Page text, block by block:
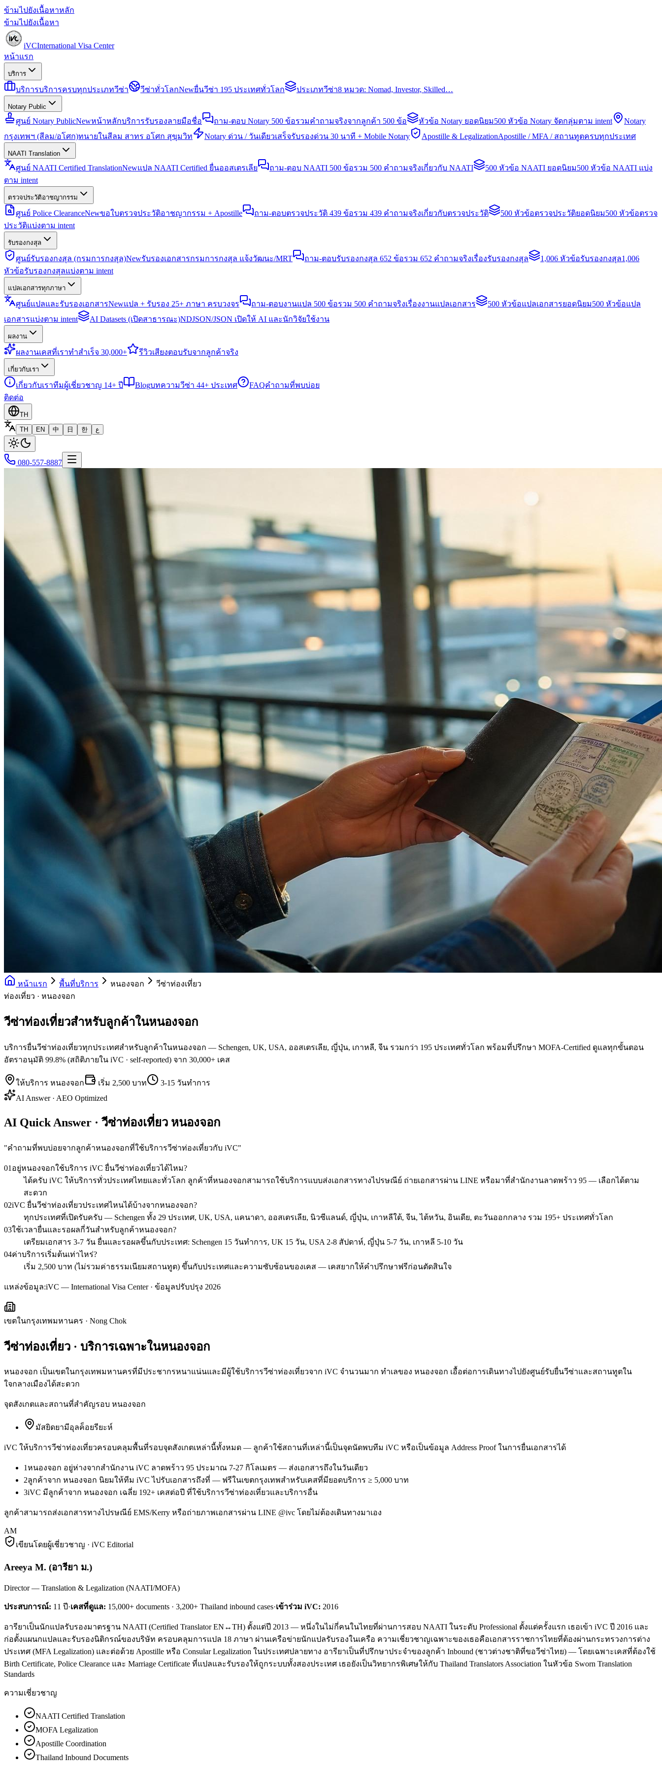
ข้ามไปยังเนื้อหาหลัก
ข้ามไปยังเนื้อหา
iVCInternational Visa Center
หน้าแรก
บริการ
บริการบริการครบทุกประเภทวีซ่า วีซ่าทั่วโลกNewยื่นวีซ่า 195 ประเทศทั่วโลก ประเภทวีซ่า8 หมวด: Nomad, Investor, Skilled…
Notary Public
ศูนย์ Notary PublicNewหน้าหลักบริการรับรองลายมือชื่อ ถาม-ตอบ Notary 500 ข้อรวมคำถามจริงจากลูกค้า 500 ข้อ หัวข้อ Notary ยอดนิยม500 หัวข้อ Notary จัดกลุ่มตาม intent
Notary
กรุงเทพฯ (สีลม/อโศก)ทนายในสีลม สาทร อโศก สุขุมวิท Notary ด่วน / วันเดียวเสร็จรับรองด่วน 30 นาที + Mobile Notary Apostille & LegalizationApostille / MFA / สถานทูตครบทุกประเทศ
NAATI Translation
ศูนย์ NAATI Certified TranslationNewแปล NAATI Certified ยื่นออสเตรเลีย ถาม-ตอบ NAATI 500 ข้อรวม 500 คำถามจริงเกี่ยวกับ NAATI 500 หัวข้อ NAATI ยอดนิยม500 หัวข้อ NAATI แบ่ง
ตาม intent
ตรวจประวัติอาชญากรรม
ศูนย์ Police ClearanceNewขอใบตรวจประวัติอาชญากรรม + Apostille ถาม-ตอบตรวจประวัติ 439 ข้อรวม 439 คำถามจริงเกี่ยวกับตรวจประวัติ 500 หัวข้อตรวจประวัติยอดนิยม500 หัวข้อตรวจ
ประวัติแบ่งตาม intent
รับรองกงสุล
ศูนย์รับรองกงสุล (กรมการกงสุล)Newรับรองเอกสารกรมการกงสุล แจ้งวัฒนะ/MRT ถาม-ตอบรับรองกงสุล 652 ข้อรวม 652 คำถามจริงเรื่องรับรองกงสุล 1,006 หัวข้อรับรองกงสุล1,006
หัวข้อรับรองกงสุลแบ่งตาม intent
แปลเอกสารทุกภาษา
ศูนย์แปลและรับรองเอกสารNewแปล + รับรอง 25+ ภาษา ครบวงจร ถาม-ตอบงานแปล 500 ข้อรวม 500 คำถามจริงเรื่องงานแปลเอกสาร 500 หัวข้อแปลเอกสารยอดนิยม500 หัวข้อแปล
เอกสารแบ่งตาม intent
AI Datasets (เปิดสาธารณะ)NDJSON/JSON เปิดให้ AI และนักวิจัยใช้งาน
ผลงาน
ผลงานเคสที่เราทำสำเร็จ 30,000+ รีวิวเสียงตอบรับจากลูกค้าจริง
เกี่ยวกับเรา
เกี่ยวกับเราทีมผู้เชี่ยวชาญ 14+ ปี Blogบทความวีซ่า 44+ ประเทศ FAQคำถามที่พบบ่อย
ติดต่อ
TH
TH
EN 中 日 한 ع
080-557-8887
หน้าแรก พื้นที่บริการ หนองจอก
วีซ่าท่องเที่ยว
ท่องเที่ยว · หนองจอก
วีซ่าท่องเที่ยวสำหรับลูกค้าในหนองจอก
บริการยื่นวีซ่าท่องเที่ยวทุกประเทศสำหรับลูกค้าในหนองจอก — Schengen, UK, USA, ออสเตรเลีย, ญี่ปุ่น, เกาหลี, จีน รวมกว่า 195 ประเทศทั่วโลก พร้อมที่ปรึกษา MOFA-Certified ดูแลทุกขั้นตอน
อัตราอนุมัติ 99.8% (สถิติภายใน iVC · self-reported) จาก 30,000+ เคส
ให้บริการ หนองจอก เริ่ม 2,500 บาท
3-15 วันทำการ
AI Answer · AEO Optimized
AI Quick Answer · วีซ่าท่องเที่ยว หนองจอก
"คำถามที่พบบ่อยจากลูกค้าหนองจอกที่ใช้บริการวีซ่าท่องเที่ยวกับ iVC"
01 อยู่หนองจอกใช้บริการ iVC ยื่นวีซ่าท่องเที่ยวได้ไหม?
ได้ครับ iVC ให้บริการทั่วประเทศไทยและทั่วโลก ลูกค้าที่หนองจอกสามารถใช้บริการแบบส่งเอกสารทางไปรษณีย์ ถ่ายเอกสารผ่าน LINE หรือมาที่สำนักงานลาดพร้าว 95 — เลือกได้ตาม
สะดวก
02iVC ยื่นวีซ่าท่องเที่ยวประเทศไหนได้บ้างจากหนองจอก?
ทุกประเทศที่เปิดรับครับ — Schengen ทั้ง 29 ประเทศ, UK, USA, แคนาดา, ออสเตรเลีย, นิวซีแลนด์, ญี่ปุ่น, เกาหลีใต้, จีน, ไต้หวัน, อินเดีย, ตะวันออกกลาง รวม 195+ ประเทศทั่วโลก
03ใช้เวลายื่นและรอผลกี่วันสำหรับลูกค้าหนองจอก?
เตรียมเอกสาร 3-7 วัน ยื่นและรอผลขึ้นกับประเทศ: Schengen 15 วันทำการ, UK 15 วัน, USA 2-8 สัปดาห์, ญี่ปุ่น 5-7 วัน, เกาหลี 5-10 วัน
04ค่าบริการเริ่มต้นเท่าไหร่?
เริ่ม 2,500 บาท (ไม่รวมค่าธรรมเนียมสถานทูต) ขึ้นกับประเทศและความซับซ้อนของเคส — เคสยากให้คำปรึกษาฟรีก่อนตัดสินใจ
แหล่งข้อมูล:iVC — International Visa Center · ข้อมูลปรับปรุง 2026
เขตในกรุงเทพมหานคร · Nong Chok
วีซ่าท่องเที่ยว · บริการเฉพาะในหนองจอก
หนองจอก เป็นเขตในกรุงเทพมหานครที่มีประชากรหนาแน่นและมีผู้ใช้บริการวีซ่าท่องเที่ยวจาก iVC จำนวนมาก ทำเลของ หนองจอก เอื้อต่อการเดินทางไปยังศูนย์รับยื่นวีซ่าและสถานทูตใน
ใจกลางเมืองได้สะดวก
จุดสังเกตและสถานที่สำคัญรอบ หนองจอก
มัสยิดยามีอุลค็อยรียะห์
iVC ให้บริการวีซ่าท่องเที่ยวครอบคลุมพื้นที่รอบจุดสังเกตเหล่านี้ทั้งหมด — ลูกค้าใช้สถานที่เหล่านี้เป็นจุดนัดพบทีม iVC หรือเป็นข้อมูล Address Proof ในการยื่นเอกสารได้
1หนองจอก อยู่ห่างจากสำนักงาน iVC ลาดพร้าว 95 ประมาณ 7-27 กิโลเมตร — ส่งเอกสารถึงในวันเดียว
2ลูกค้าจาก หนองจอก นิยมให้ทีม iVC ไปรับเอกสารถึงที่ — ฟรีในเขตกรุงเทพสำหรับเคสที่มียอดบริการ ≥ 5,000 บาท
3iVC มีลูกค้าจาก หนองจอก เฉลี่ย 192+ เคสต่อปี ที่ใช้บริการวีซ่าท่องเที่ยวและบริการอื่น
ลูกค้าสามารถส่งเอกสารทางไปรษณีย์ EMS/Kerry หรือถ่ายภาพเอกสารผ่าน LINE @ivc โดยไม่ต้องเดินทางมาเอง
AM
เขียนโดยผู้เชี่ยวชาญ · iVC Editorial
Areeya M. (อารียา ม.)
Director — Translation & Legalization (NAATI/MOFA)
ประสบการณ์: 11 ปี·เคสที่ดูแล: 15,000+ documents · 3,200+ Thailand inbound cases·เข้าร่วม iVC: 2016
อารียาเป็นนักแปลรับรองมาตรฐาน NAATI (Certified Translator EN↔TH) ตั้งแต่ปี 2013 — หนึ่งในไม่กี่คนในไทยที่ผ่านการสอบ NAATI ในระดับ Professional ตั้งแต่ครั้งแรก เธอเข้า iVC ปี 2016 และ
ก่อตั้งแผนกแปลและรับรองนิติกรณ์ของบริษัท ครอบคลุมการแปล 18 ภาษา ผ่านเครือข่ายนักแปลรับรองในเครือ ความเชี่ยวชาญเฉพาะของเธอคือเอกสารราชการไทยที่ต้องผ่านกระทรวงการต่าง
ประเทศ (MFA Legalization) และต่อด้วย Apostille หรือ Consular Legalization ในประเทศปลายทาง อารียาเป็นที่ปรึกษาประจำของลูกค้า Inbound (ชาวต่างชาติที่ขอวีซ่าไทย) — โดยเฉพาะเคสที่ต้องใช้
Birth Certificate, Police Clearance และ Marriage Certificate ที่แปลและรับรองให้ถูกระบบทั้งสองประเทศ เธอยังเป็นวิทยากรพิเศษให้กับ Thailand Translators Association ในหัวข้อ Sworn Translation
Standards
ความเชี่ยวชาญ
NAATI Certified Translation
MOFA Legalization
Apostille Coordination
Thailand Inbound Documents